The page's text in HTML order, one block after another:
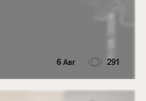
6 Авг 291